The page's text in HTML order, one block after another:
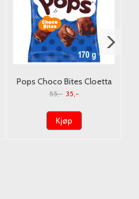
Pops Choco Bites Cloetta
170g./ Dato
55,- 35,-
Kjøp